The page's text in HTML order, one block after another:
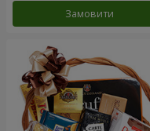
Замовити